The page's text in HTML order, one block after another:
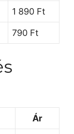
1 890 Ft
790 Ft
Ár